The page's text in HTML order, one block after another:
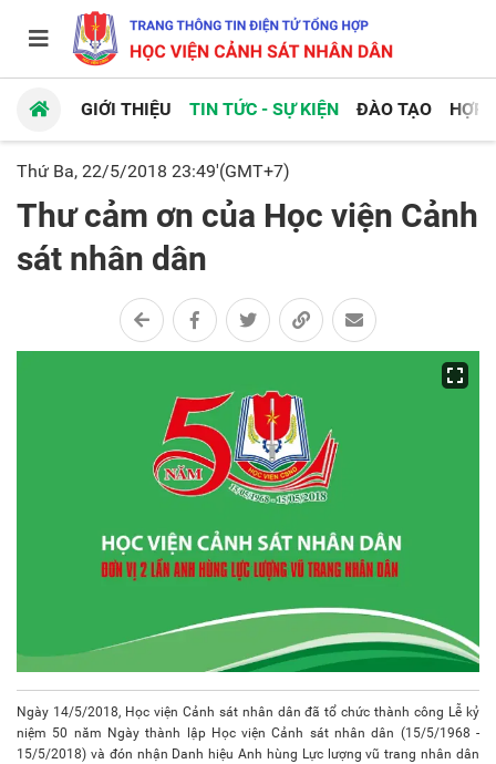
GIỚI THIỆU TIN TỨC - SỰ KIỆN ĐÀO TẠO HỢP
Thứ Ba, 22/5/2018 23:49'(GMT+7)
Thư cảm ơn của Học viện Cảnh
sát nhân dân
Ngày 14/5/2018, Học viện Cảnh sát nhân dân đã tổ chức thành công Lễ kỷ
niệm 50 năm Ngày thành lập Học viện Cảnh sát nhân dân (15/5/1968 -
15/5/2018) và đón nhận Danh hiệu Anh hùng Lực lượng vũ trang nhân dân